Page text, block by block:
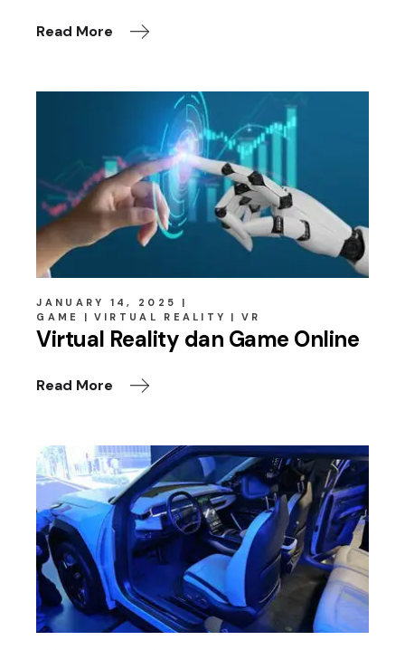
Read More
JANUARY 14, 2025
GAME
VIRTUAL REALITY VR
Virtual Reality dan Game Online
Read More